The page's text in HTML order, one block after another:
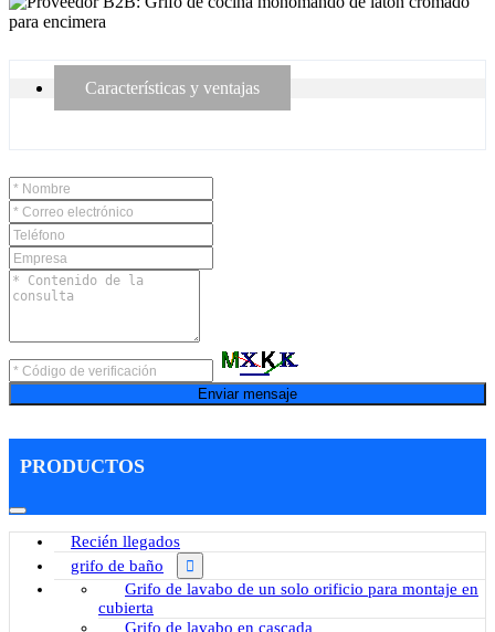
Características y ventajas
Enviar mensaje
PRODUCTOS
Recién llegados
grifo de baño
Grifo de lavabo de un solo orificio para montaje en
cubierta
Grifo de lavabo en cascada